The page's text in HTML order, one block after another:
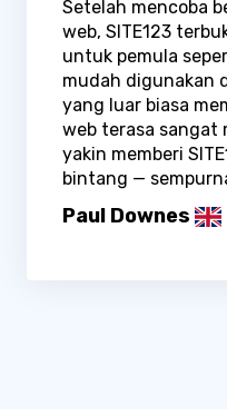
Setelah mencoba
web, SITE123
untuk pemula
mudah digunakan
yang luar biasa
web terasa sangat
yakin memberi
bintang —
Paul Downes